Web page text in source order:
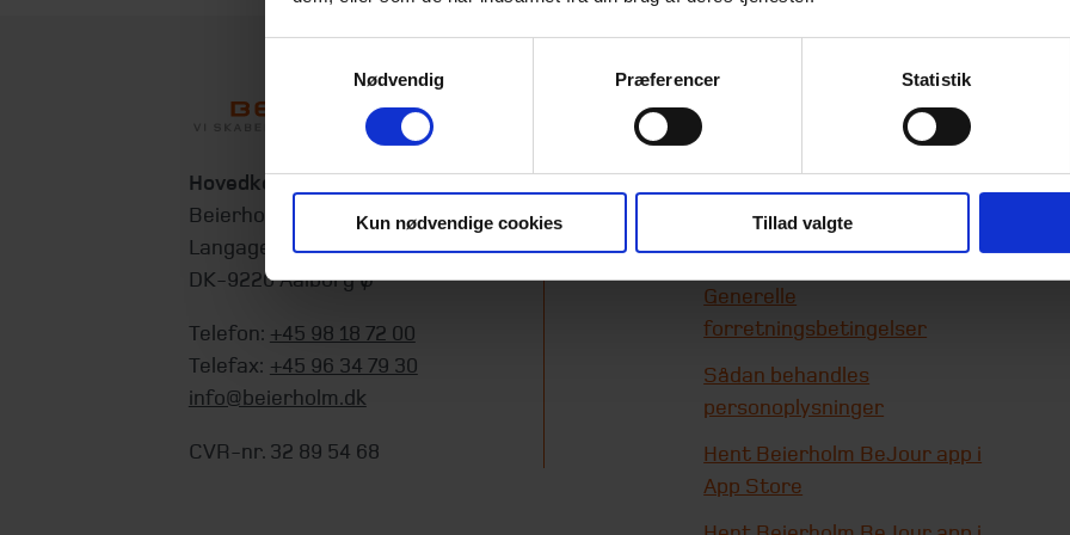
Nødvendig
Præferencer Statistik
Kun nødvendige cookies Tillad valgte
Hovedkontor
Beierholm
Langagervej 1
DK-9220 Aalborg Ø
Telefon: +45 98 18 72 00
Telefax: +45 96 34 79 30
info@beierholm.dk
CVR-nr. 32 89 54 68
Beierholms
Cookie-information
Generelle
forretningsbetingelser
Sådan behandles
personoplysninger
Hent Beierholm BeJour app i
App Store